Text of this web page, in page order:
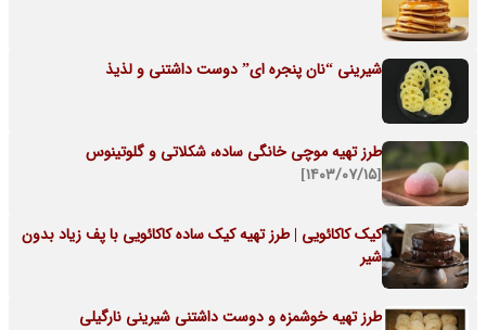
شیرینی “نان پنجره ای” دوست داشتنی و لذیذ
طرز تهیه موچی خانگی ساده، شکلاتی و گلوتینوس
[۱۴۰۳/۰۷/۱۵]
کیک کاکائویی | طرز تهیه کیک ساده کاکائویی با پف زیاد بدون
شیر
طرز تهیه خوشمزه و دوست داشتنی شیرینی نارگیلی